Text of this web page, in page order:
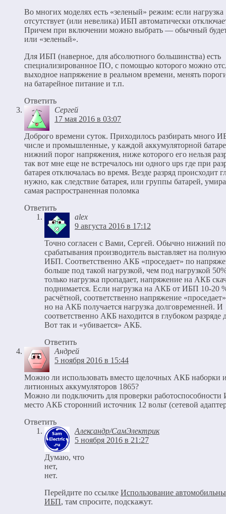
Во многих моделях есть «зеленый» режим: если нагрузка
отсутствует (или невелика) ИБП автоматически
Причем при включении можно выбрать — обычный
или «зеленый».
Для ИБП (наверное, для абсолютного большинства) есть
специализированное ПО, с помощью которого можно
выходное напряжение в реальном времени, менять
на батарейное питание и т.п.
Ответить
Сергей
17 мая 2016 в 03:07
Доброго времени суток. Приходилось разбирать много
числе и промышленные, у каждой аккумуляторной
нижний порог напряжения, ниже которого его нельзя
так вот мне еще не встречалось ни одного ups где при
батарея отключалась во время. Везде разряд происходит
нужно, как следствие батарея, или группы батарей,
самая распространенная поломка
Ответить
alex
9 августа 2016 в 17:12
Точно согласен с Вами, Сергей. Обычно нижний
срабатывания производитель выставляет на
ИБП. Соответственно АКБ «проседает» по
больше под такой нагрузкой, чем под нагрузкой
только нагрузка пропадает, напряжение на АКБ
поднимается. Если нагрузка на АКБ от ИБП 10-20
расчётной, соответственно напряжение
но на АКБ получается нагрузка долговременней. И
соответственно АКБ находится в глубоком разряде
Вот так и «убивается» АКБ.
Ответить
Андрей
5 ноября 2016 в 15:44
Можно ли использовать вместо щелочных АКБ наборки
литионных аккумуляторов 1865?
Можно ли подключить для проверки
место АКБ сторонний источник 12 вольт (сетевой
Ответить
Александр/СамЭлектрик
5 ноября 2016 в 21:27
Думаю, что
нет,
нет.
Перейдите по ссылке Использование
ИБП, там спросите, подскажут.